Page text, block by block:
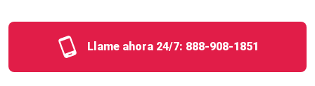
Llame ahora 24/7: 888-908-1851